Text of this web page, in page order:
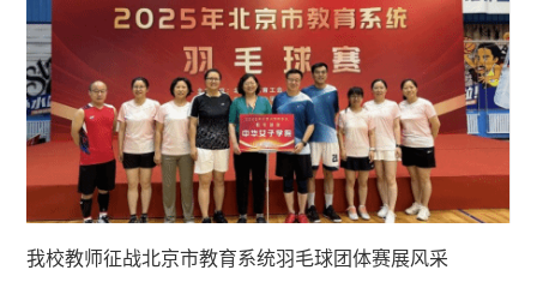
我校教师征战北京市教育系统羽毛球团体赛展风采